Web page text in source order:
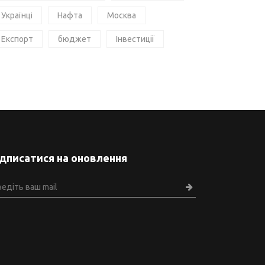
Українці Нафта Москва
Експорт бюджет Інвестиції
на оновлення